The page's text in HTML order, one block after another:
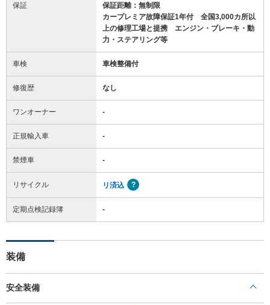
保証
保証距離：無制限
カープレミア故障保証1年付 全国3,000カ所以
上の修理工場と提携 エンジン・ブレーキ・動
力・ステアリング等
車検 車検整備付
修復歴 なし
ワンオーナー -
正規輸入車 -
禁煙車 -
リサイクル リ済込
定期点検記録簿 -
装備
安全装備